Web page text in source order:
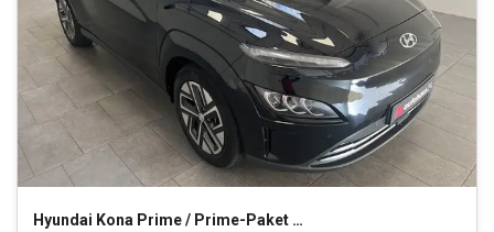
Hyundai Kona Prime / Prime-Paket Elektro 2WD